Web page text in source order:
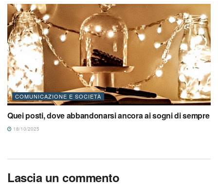
COMUNICAZIONE E SOCIETÀ
Quei posti, dove abbandonarsi ancora ai sogni di sempre
18/10/2025
Lascia un commento